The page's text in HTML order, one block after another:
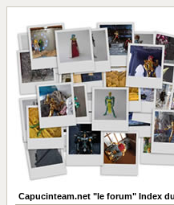
Capucinteam.net "le forum" Index